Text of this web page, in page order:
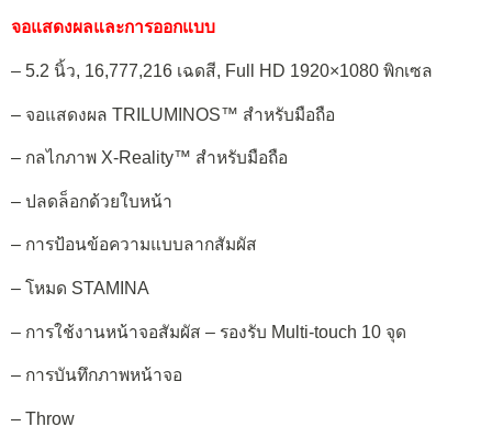
จอแสดงผลและการออกแบบ
– 5.2 นิ้ว, 16,777,216 เฉดสี, Full HD 1920×1080 พิกเซล
– จอแสดงผล TRILUMINOS™ สำหรับมือถือ
– กลไกภาพ X-Reality™ สำหรับมือถือ
– ปลดล็อกด้วยใบหน้า
– การป้อนข้อความแบบลากสัมผัส
– โหมด STAMINA
– การใช้งานหน้าจอสัมผัส – รองรับ Multi-touch 10 จุด
– การบันทึกภาพหน้าจอ
– Throw